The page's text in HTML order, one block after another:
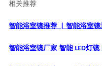
相关推荐
智能浴室镜推荐| 智能浴室
智能浴室镜厂家 智能 LED灯镜